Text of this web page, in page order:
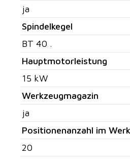
ja
Spindelkegel
BT 40 .
Hauptmotorleistung
15 kW
Werkzeugmagazin
ja
Positionenanzahl im
20